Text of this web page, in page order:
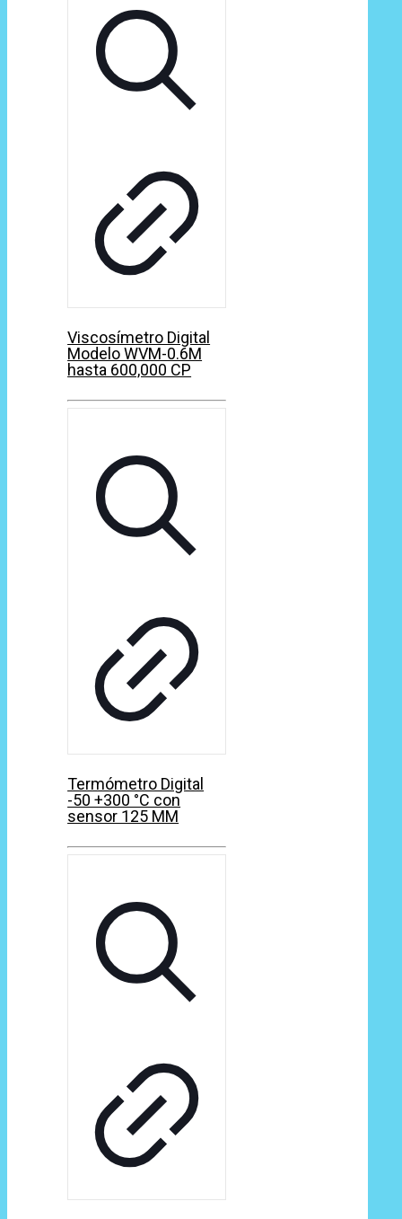
Viscosímetro Digital
Modelo WVM-0.6M
hasta 600,000 CP
Termómetro Digital
-50 +300 °C con
sensor 125 MM